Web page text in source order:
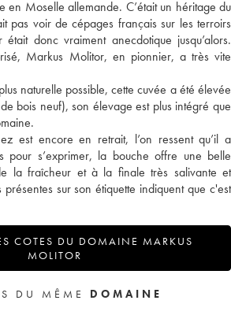
en Moselle allemande. C’était un héritage du
pas voir de cépages français sur les terroirs
donc vraiment anecdotique jusqu’alors.
Markus Molitor, en pionnier, a très vite
naturelle possible, cette cuvée a été élevée
bois neuf), son élevage est plus intégré que
est encore en retrait, l’on ressent qu’il a
pour s’exprimer, la bouche offre une belle
la fraîcheur et à la finale très salivante et
sur son étiquette indiquent que c'est
COTES DU DOMAINE MARKUS
MOLITOR
DU MÊME DOMAINE